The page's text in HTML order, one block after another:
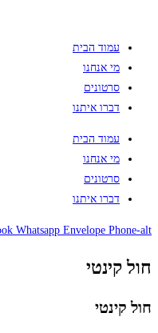
עמוד הבית
מי אנחנו
סרטונים
דברו איתנו
עמוד הבית
מי אנחנו
סרטונים
דברו איתנו
Whatsapp Envelope Phone-alt
חול קינטי
חול קינטי